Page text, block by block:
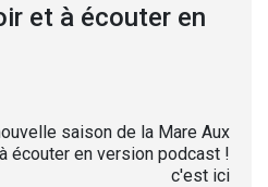
et à écouter en
saison de la Mare Aux
écouter en version podcast !
c'est ici